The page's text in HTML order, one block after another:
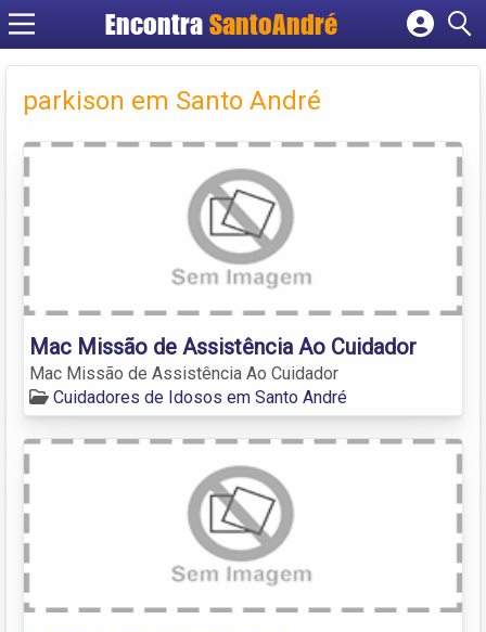
Encontra SantoAndré
Cadastrar empresa
Criar conta
parkison em Santo André
Mac Missão de Assistência Ao Cuidador
Mac Missão de Assistência Ao Cuidador
Cuidadores de Idosos em Santo André